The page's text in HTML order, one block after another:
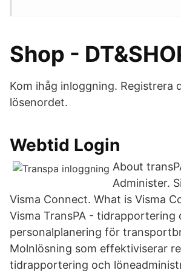
Shop -
Kom ihåg inloggning. Registrera
lösenordet.
Webtid Login
About
Administer.
Visma Connect. What is Visma
Visma TransPA - tidrapportering
personalplanering för
Molnlösning som effektiviserar
tidrapportering och